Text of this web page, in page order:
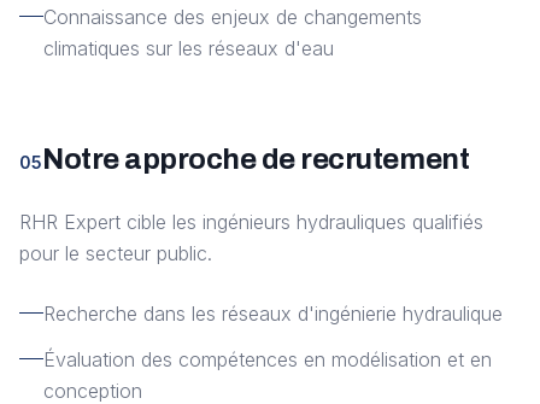
Connaissance des enjeux de changements
climatiques sur les réseaux d'eau
05Notre approche de recrutement
RHR Expert cible les ingénieurs hydrauliques qualifiés
pour le secteur public.
Recherche dans les réseaux d'ingénierie hydraulique
Évaluation des compétences en modélisation et en
conception